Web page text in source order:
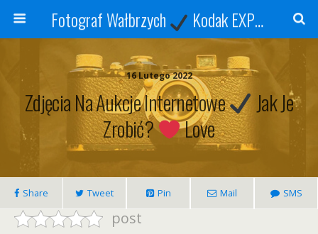
Fotograf Wałbrzych Kodak EXPRESS
16 Lutego 2022
Zdjęcia Na Aukcje Internetowe
Jak Je
Zrobić?
Love
Share Tweet Pin Mail SMS
post